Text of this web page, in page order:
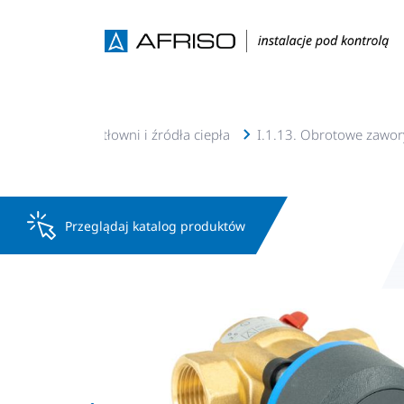
kotłowni i źródła ciepła I.1.13. Obrotowe
Przeglądaj katalog produktów